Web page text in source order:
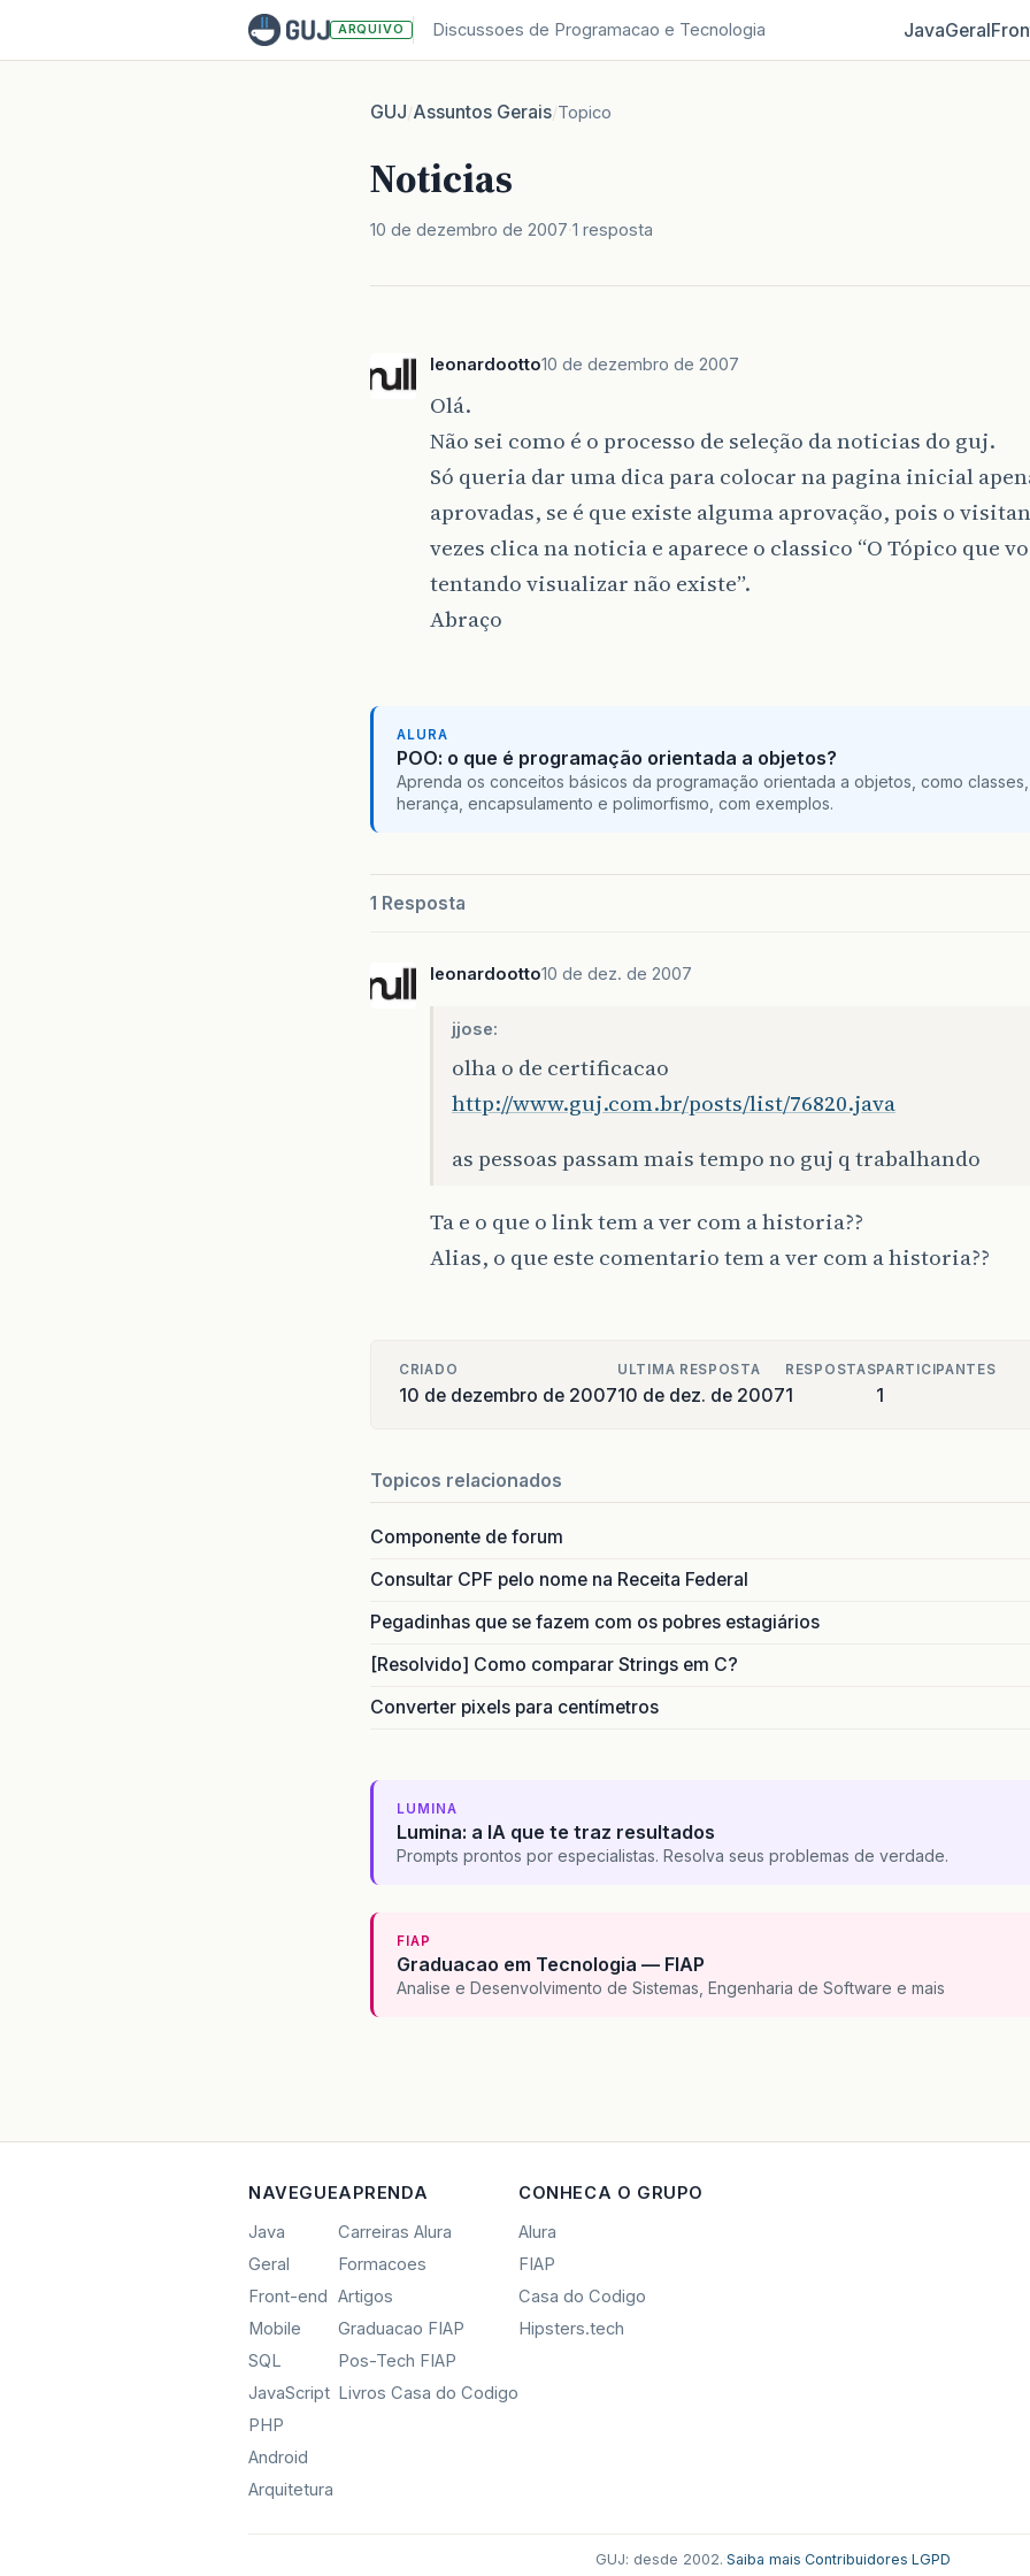
ARQUIVO Discussoes de Programacao e Tecnologia JavaGeral
GUJ/Assuntos Gerais/Topico
Noticias
10 de dezembro de 2007 1 resposta
leonardootto10 de dezembro de 2007
Olá.
Não sei como é o processo de seleção da noticias do guj.
Só queria dar uma dica para colocar na pagina inicial
aprovadas, se é que existe alguma aprovação, pois o
vezes clica na noticia e aparece o classico “O Tópico que
tentando visualizar não existe”.
Abraço
ALURA
POO: o que é programação orientada a objetos?
Aprenda os conceitos básicos da programação orientada a objetos, como classes,
herança, encapsulamento e polimorfismo, com exemplos.
1 Resposta
leonardootto10 de dez. de 2007
jjose:
olha o de certificacao
http://www.guj.com.br/posts/list/76820.java
as pessoas passam mais tempo no guj q trabalhando
Ta e o que o link tem a ver com a historia??
Alias, o que este comentario tem a ver com a historia??
CRIADO
10 de dezembro de 2007
ULTIMA RESPOSTA
10 de dez. de 2007
RESPOSTAS
1
PARTICIPANTES
1
Topicos relacionados
Componente de forum
Consultar CPF pelo nome na Receita Federal
Pegadinhas que se fazem com os pobres estagiários
[Resolvido] Como comparar Strings em C?
Converter pixels para centímetros
LUMINA
Lumina: a IA que te traz resultados
Prompts prontos por especialistas. Resolva seus problemas de verdade.
FIAP
Graduacao em Tecnologia — FIAP
Analise e Desenvolvimento de Sistemas, Engenharia de Software e mais
NAVEGUE
Java
Geral
Front-end
Mobile
SQL
JavaScript
PHP
Android
Arquitetura
APRENDA
Carreiras Alura
Formacoes
Artigos
Graduacao FIAP
Pos-Tech FIAP
Livros Casa do Codigo
CONHECA O GRUPO
Alura
FIAP
Casa do Codigo
Hipsters.tech
GUJ: desde 2002.·Saiba mais·Contribuidores·LGPD